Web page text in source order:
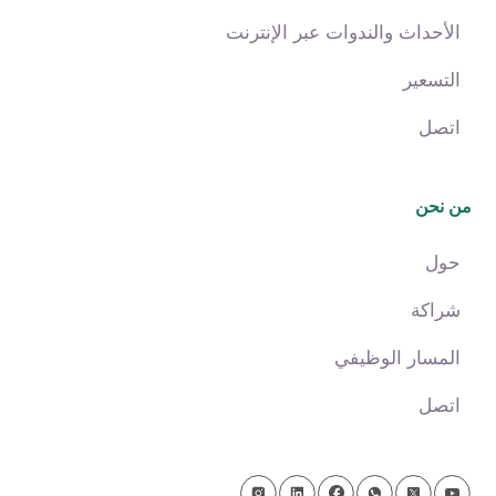
الأحداث والندوات عبر الإنترنت
التسعير
اتصل
من نحن
حول
شراكة
المسار الوظيفي
اتصل